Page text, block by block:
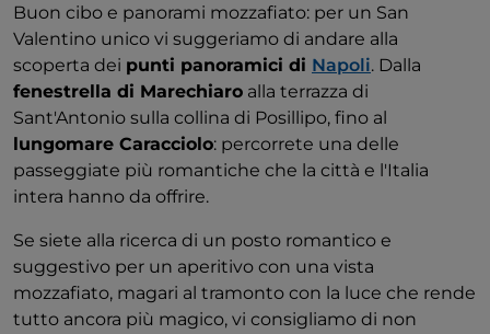
Buon cibo e panorami mozzafiato: per un San
Valentino unico vi suggeriamo di andare alla
scoperta dei punti panoramici di Napoli. Dalla
fenestrella di Marechiaro alla terrazza di
Sant'Antonio sulla collina di Posillipo, fino al
lungomare Caracciolo: percorrete una delle
passeggiate più romantiche che la città e l'Italia
intera hanno da offrire.
Se siete alla ricerca di un posto romantico e
suggestivo per un aperitivo con una vista
mozzafiato, magari al tramonto con la luce che rende
tutto ancora più magico, vi consigliamo di non